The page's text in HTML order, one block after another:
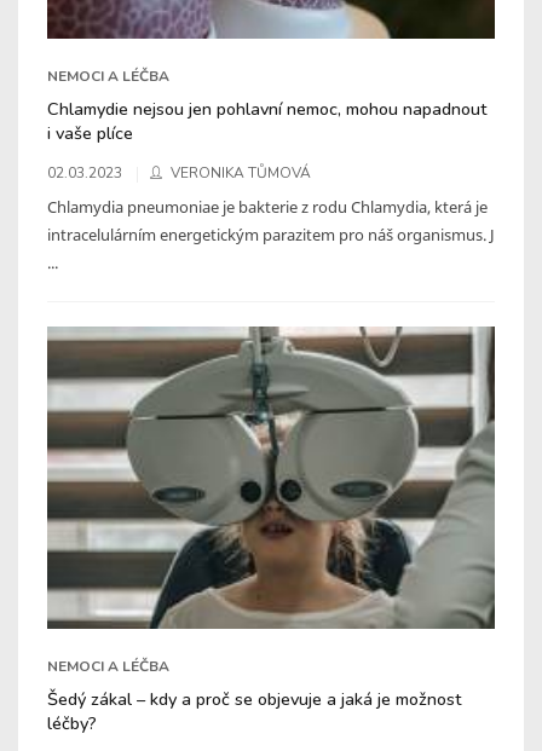
NEMOCI A LÉČBA
Chlamydie nejsou jen pohlavní nemoc, mohou napadnout
i vaše plíce
02.03.2023 VERONIKA TŮMOVÁ
Chlamydia pneumoniae je bakterie z rodu Chlamydia, která je
intracelulárním energetickým parazitem pro náš organismus. J
...
NEMOCI A LÉČBA
Šedý zákal – kdy a proč se objevuje a jaká je možnost
léčby?